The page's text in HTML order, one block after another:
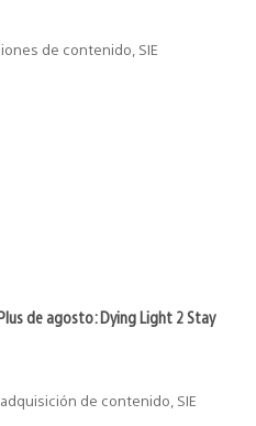
de contenido, SIE
de agosto: Dying Light 2 Stay
de contenido, SIE